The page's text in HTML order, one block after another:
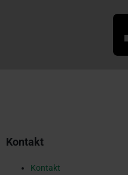
Kontakt
Kontakt